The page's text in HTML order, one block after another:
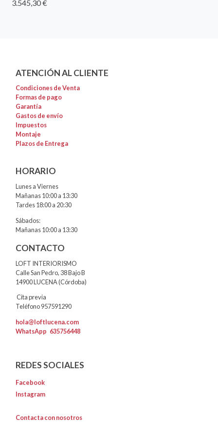
3.545,30 €
ATENCIÓN AL CLIENTE
Condiciones de Venta
Formas de pago
Garantía
Gastos de envío
Impuestos
Montaje
Plazos de Entrega
HORARIO
Lunes a Viernes
Mañanas 10:00 a 13:30
Tardes 18:00 a 20:30
Sábados:
Mañanas 10:00 a 13:30
CONTACTO
LOFT INTERIORISMO
Calle San Pedro, 38 Bajo B
14900 LUCENA (Córdoba)
Cita previa
Teléfono 957591290
hola@loftlucena.com
WhatsApp 635756448
REDES SOCIALES
Facebook
Instagram
Contacta con nosotros